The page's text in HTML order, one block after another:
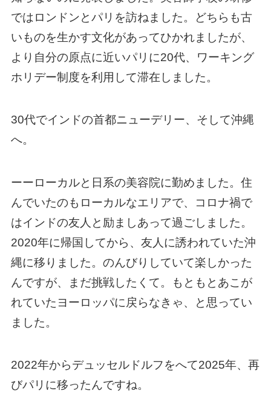
ではロンドンとパリを訪ねました。どちらも古
いものを生かす文化があってひかれましたが、
より自分の原点に近いパリに20代、ワーキング
ホリデー制度を利用して滞在しました。
30代でインドの首都ニューデリー、そして沖縄
へ。
ーーローカルと日系の美容院に勤めました。住
んでいたのもローカルなエリアで、コロナ禍で
はインドの友人と励ましあって過ごしました。
2020年に帰国してから、友人に誘われていた沖
縄に移りました。のんびりしていて楽しかった
んですが、まだ挑戦したくて。もともとあこが
れていたヨーロッパに戻らなきゃ、と思ってい
ました。
2022年からデュッセルドルフをへて2025年、再
びパリに移ったんですね。